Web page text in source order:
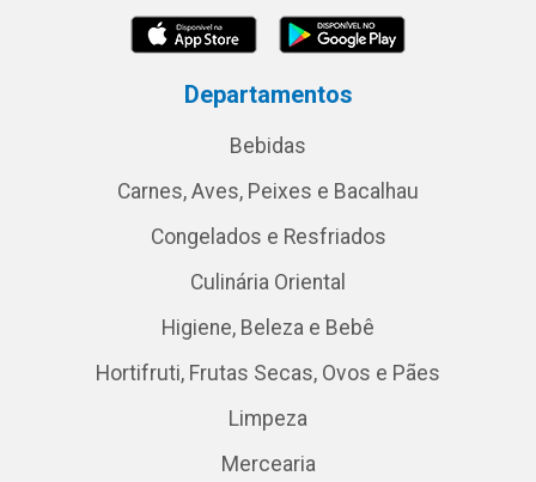
Departamentos
Bebidas
Carnes, Aves, Peixes e Bacalhau
Congelados e Resfriados
Culinária Oriental
Higiene, Beleza e Bebê
Hortifruti, Frutas Secas, Ovos e Pães
Limpeza
Mercearia